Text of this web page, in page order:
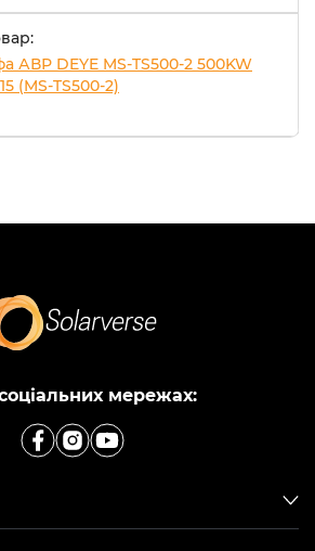
АВР DEYE MS-TS500-2 500KW
(MS-TS500-2)
мережах: